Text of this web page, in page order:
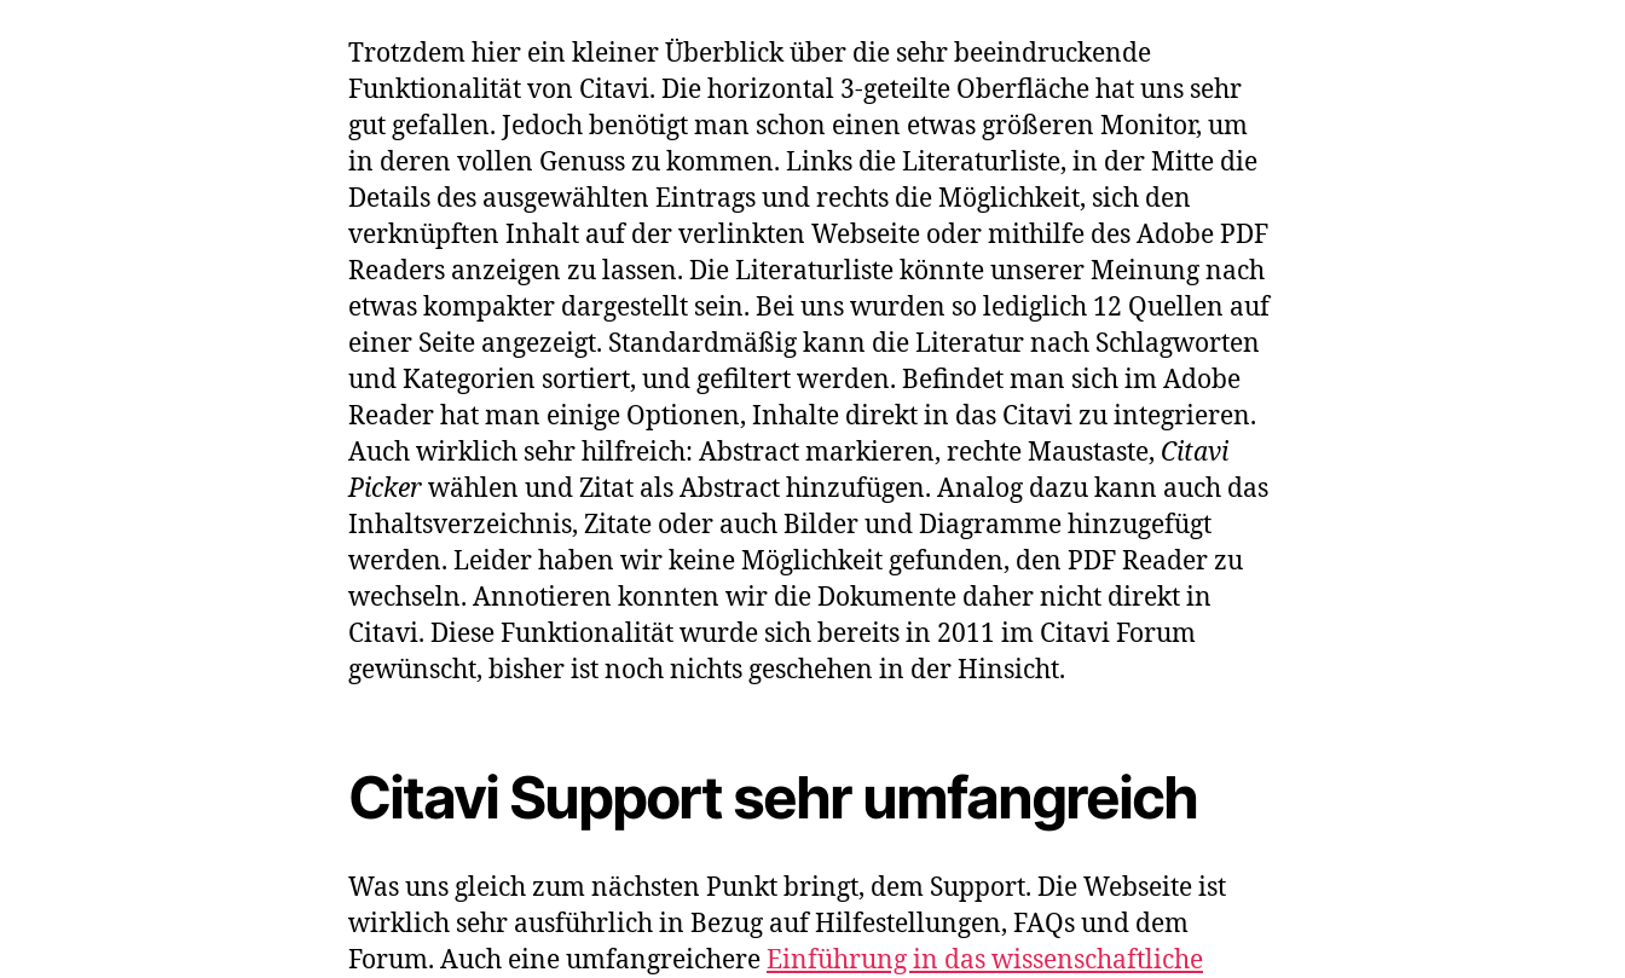
Trotzdem hier ein kleiner Überblick über die sehr beeindruckende
Funktionalität von Citavi. Die horizontal 3-geteilte Oberfläche hat uns sehr
gut gefallen. Jedoch benötigt man schon einen etwas größeren Monitor, um
in deren vollen Genuss zu kommen. Links die Literaturliste, in der Mitte die
Details des ausgewählten Eintrags und rechts die Möglichkeit, sich den
verknüpften Inhalt auf der verlinkten Webseite oder mithilfe des Adobe PDF
Readers anzeigen zu lassen. Die Literaturliste könnte unserer Meinung nach
etwas kompakter dargestellt sein. Bei uns wurden so lediglich 12 Quellen auf
einer Seite angezeigt. Standardmäßig kann die Literatur nach Schlagworten
und Kategorien sortiert, und gefiltert werden. Befindet man sich im Adobe
Reader hat man einige Optionen, Inhalte direkt in das Citavi zu integrieren.
Auch wirklich sehr hilfreich: Abstract markieren, rechte Maustaste, Citavi
Pickerwählen und Zitat als Abstract hinzufügen. Analog dazu kann auch das
Inhaltsverzeichnis, Zitate oder auch Bilder und Diagramme hinzugefügt
werden. Leider haben wir keine Möglichkeit gefunden, den PDF Reader zu
wechseln. Annotieren konnten wir die Dokumente daher nicht direkt in
Citavi. Diese Funktionalität wurde sich bereits in 2011 im Citavi Forum
gewünscht, bisher ist noch nichts geschehen in der Hinsicht.
Citavi Support sehr umfangreich
Was uns gleich zum nächsten Punkt bringt, dem Support. Die Webseite ist
wirklich sehr ausführlich in Bezug auf Hilfestellungen, FAQs und dem
Forum. Auch eine umfangreichereEinführung in das wissenschaftliche